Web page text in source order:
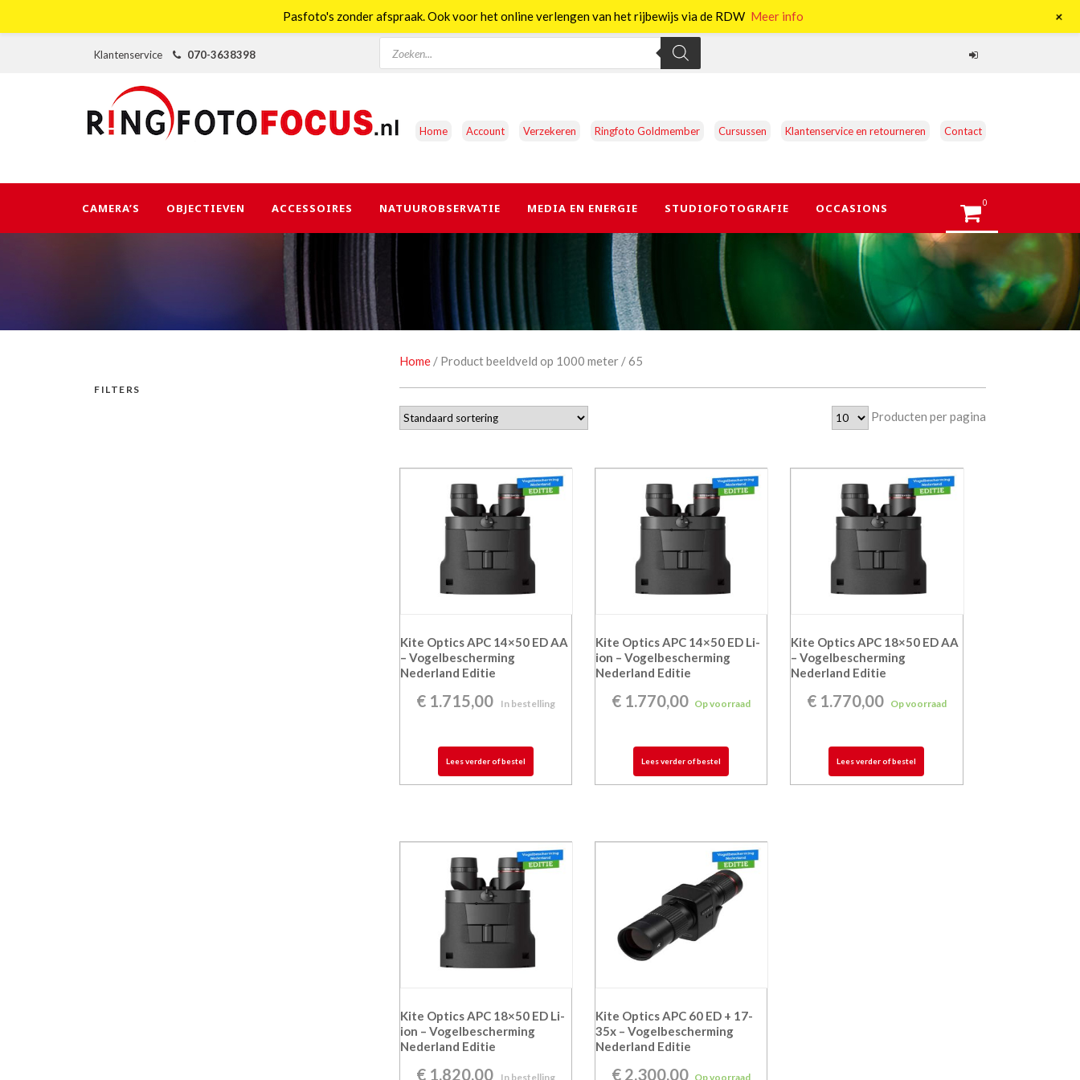
Klantenservice 070-3638398
Producten
zoeken
Home Account Verzekeren Ringfoto Goldmember Cursussen Klantenservice en retourneren Contact
CAMERA’S OBJECTIEVEN ACCESSOIRES NATUUROBSERVATIE MEDIA EN ENERGIE STUDIOFOTOGRAFIE OCCASIONS 0
Home / Product beeldveld op 1000 meter / 65
Producten per pagina
Kite Optics APC 14×50 ED AA
– Vogelbescherming
Nederland Editie
€ 1.715,00 In bestelling
Lees verder of bestel
Kite Optics APC 14×50 ED Li-
ion – Vogelbescherming
Nederland Editie
€ 1.770,00 Op voorraad
Lees verder of bestel
Kite Optics APC 18×50 ED AA
– Vogelbescherming
Nederland Editie
€ 1.770,00 Op voorraad
Lees verder of bestel
Kite Optics APC 18×50 ED Li-
ion – Vogelbescherming
Nederland Editie
€ 1.820,00 In bestelling
Kite Optics APC 60 ED + 17-
35x – Vogelbescherming
Nederland Editie
€ 2.300,00 Op voorraad
FILTERS
Pasfoto's zonder afspraak. Ook voor het online verlengen van het rijbewijs via de RDW Meer info +